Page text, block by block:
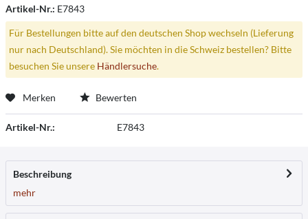
Artikel-Nr.: E7843
Für Bestellungen bitte auf den deutschen Shop wechseln (Lieferung
nur nach Deutschland). Sie möchten in die Schweiz bestellen? Bitte
besuchen Sie unsere Händlersuche.
Merken Bewerten
Artikel-Nr.: E7843
Beschreibung
mehr